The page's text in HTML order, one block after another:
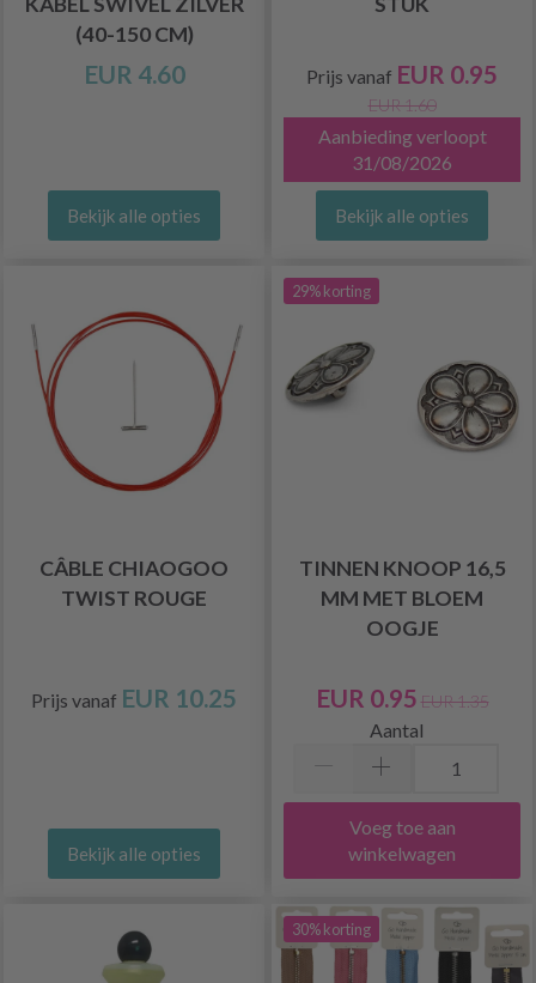
(40-150 CM)
EUR 4.60
Bekijk alle opties
Prijs vanaf EUR 0.95
EUR 1.60
Aanbieding verloopt
31/08/2026
Bekijk alle opties
CÂBLE CHIAOGOO
TWIST ROUGE
Prijs vanaf EUR 10.25
Bekijk alle opties
29% korting
TINNEN KNOOP 16,5
MM MET BLOEM
OOGJE
EUR 0.95 EUR 1.35
Aantal
Voeg toe aan
winkelwagen
30% korting